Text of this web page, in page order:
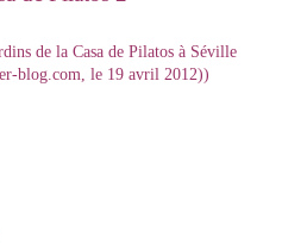
de la Casa de Pilatos à Séville
blog.com, le 19 avril 2012))